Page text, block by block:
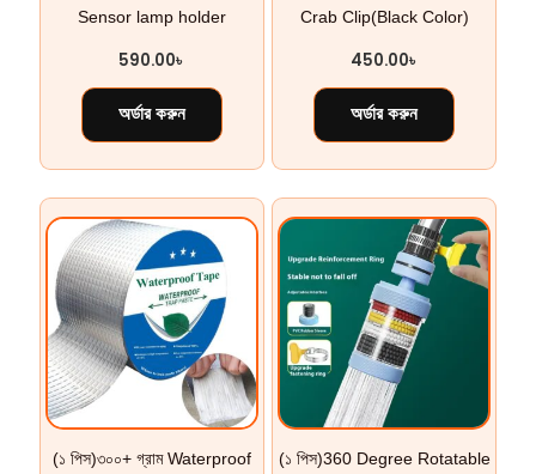
Sensor lamp holder
590.00৳
অর্ডার করুন
Crab Clip(Black Color)
450.00৳
অর্ডার করুন
(১ পিস)৩০০+ গ্রাম Waterproof
(১ পিস)360 Degree Rotatable